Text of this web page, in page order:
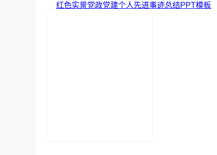
红色实景党政党建个人先进事迹总结PPT模板